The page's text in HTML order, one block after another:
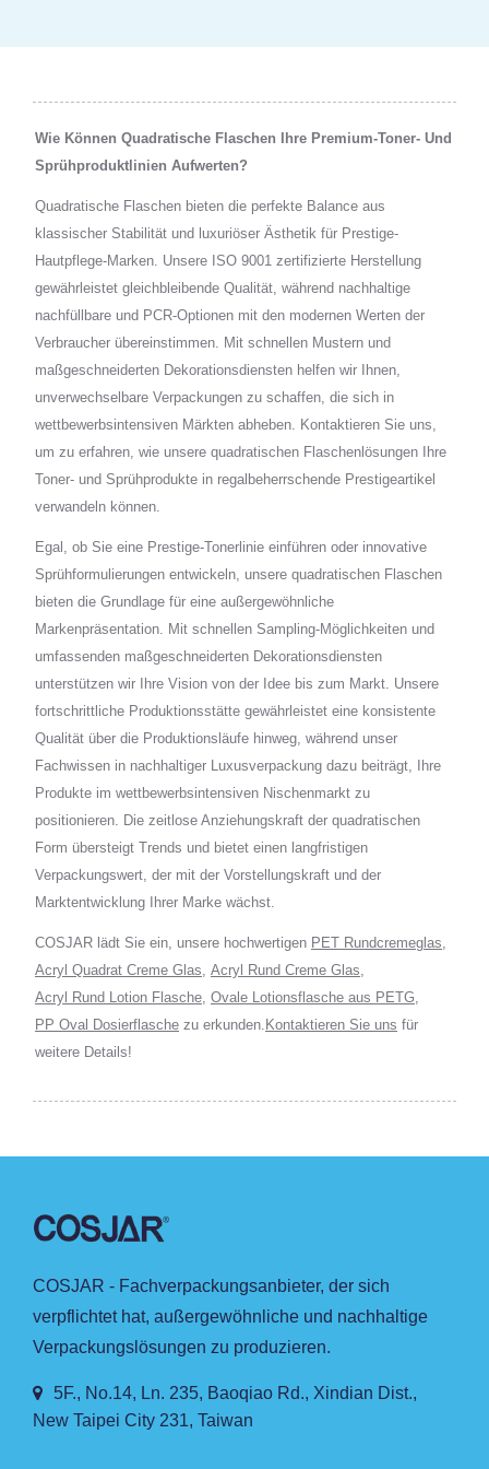
Wie Können Quadratische Flaschen Ihre Premium-Toner- Und
Sprühproduktlinien Aufwerten?
Quadratische Flaschen bieten die perfekte Balance aus
klassischer Stabilität und luxuriöser Ästhetik für Prestige-
Hautpflege-Marken. Unsere ISO 9001 zertifizierte Herstellung
gewährleistet gleichbleibende Qualität, während nachhaltige
nachfüllbare und PCR-Optionen mit den modernen Werten der
Verbraucher übereinstimmen. Mit schnellen Mustern und
maßgeschneiderten Dekorationsdiensten helfen wir Ihnen,
unverwechselbare Verpackungen zu schaffen, die sich in
wettbewerbsintensiven Märkten abheben. Kontaktieren Sie uns,
um zu erfahren, wie unsere quadratischen Flaschenlösungen Ihre
Toner- und Sprühprodukte in regalbeherrschende Prestigeartikel
verwandeln können.
Egal, ob Sie eine Prestige-Tonerlinie einführen oder innovative
Sprühformulierungen entwickeln, unsere quadratischen Flaschen
bieten die Grundlage für eine außergewöhnliche
Markenpräsentation. Mit schnellen Sampling-Möglichkeiten und
umfassenden maßgeschneiderten Dekorationsdiensten
unterstützen wir Ihre Vision von der Idee bis zum Markt. Unsere
fortschrittliche Produktionsstätte gewährleistet eine konsistente
Qualität über die Produktionsläufe hinweg, während unser
Fachwissen in nachhaltiger Luxusverpackung dazu beiträgt, Ihre
Produkte im wettbewerbsintensiven Nischenmarkt zu
positionieren. Die zeitlose Anziehungskraft der quadratischen
Form übersteigt Trends und bietet einen langfristigen
Verpackungswert, der mit der Vorstellungskraft und der
Marktentwicklung Ihrer Marke wächst.
COSJAR lädt Sie ein, unsere hochwertigen PET Rundcremeglas
Acryl Quadrat Creme Glas Acryl Rund Creme Glas
Acryl Rund Lotion Flasche Ovale Lotionsflasche aus PETG
PP Oval Dosierflasche zu erkunden. Kontaktieren Sie uns für
weitere Details!
COSJAR - Fachverpackungsanbieter, der sich
verpflichtet hat, außergewöhnliche und nachhaltige
Verpackungslösungen zu produzieren.
5F., No.14, Ln. 235, Baoqiao Rd., Xindian Dist.,
New Taipei City 231, Taiwan